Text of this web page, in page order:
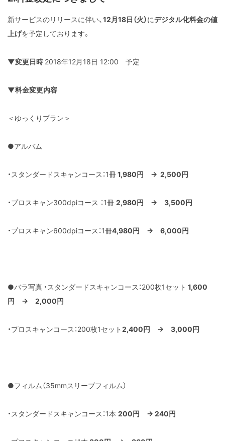
新サービスのリリースに伴い、 12月18日（火）にデジタル化料金の値
上げを予定しております。
▼変更日時 2018年12月18日 12:00 予定
▼料金変更内容
＜ゆっくりプラン＞
●アルバム
・スタンダードスキャンコース：1冊1,980円 → 2,500円
・プロスキャン300dpiコース ：1冊 2,980円 → 3,500円
・プロスキャン600dpiコース：1冊4,980円 → 6,000円
●バラ写真 ・スタンダードスキャンコース：200枚1セット 1,600
円 → 2,000円
・プロスキャンコース：200枚1セット2,400円 → 3,000円
●フィルム（35mmスリーブフィルム）
・スタンダードスキャンコース：1本 200円 → 240円